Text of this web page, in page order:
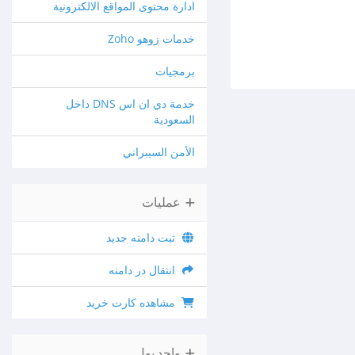
ادارة محتوى المواقع الالكترونية
خدمات زوهو Zoho
برمجيات
خدمة دي ان اس DNS داخل
السعودية
الأمن السيبراني
عملیات
ثبت دامنه جدید
انتقال در دامنه
مشاهده کارت خرید